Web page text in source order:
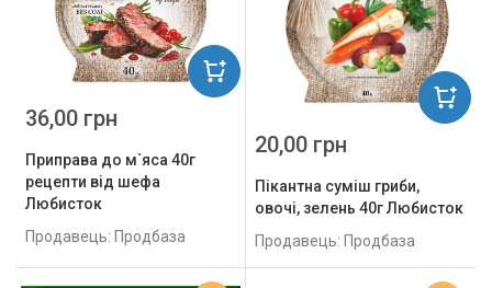
Приправа до м`яса 40г
рецепти від шефа
Любисток
Продавець: Продбаза
36,00 грн
Пікантна суміш гриби,
овочі, зелень 40г Любисток
Продавець: Продбаза
20,00 грн